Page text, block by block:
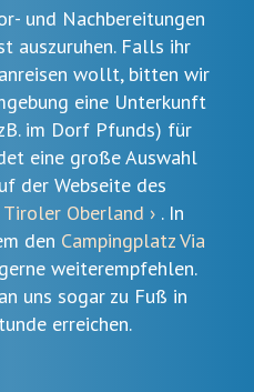
und Nachbereitungen
auszuruhen. Falls ihr
wollt, bitten wir
eine Unterkunft
im Dorf Pfunds) für
eine große Auswahl
der Webseite des
Oberland ›. In
den Campingplatz Via
weiterempfehlen.
uns sogar zu Fuß in
erreichen.